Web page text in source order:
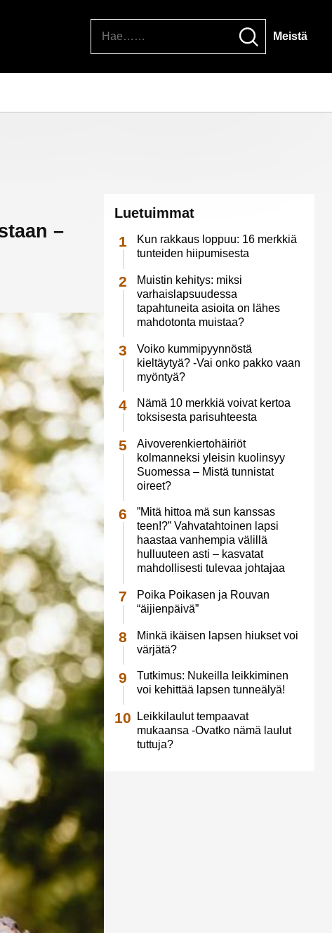
Meistä
–
Luetuimmat
Kun rakkaus loppuu: 16 merkkiä
tunteiden hiipumisesta
Muistin kehitys: miksi
varhaislapsuudessa
tapahtuneita asioita on lähes
mahdotonta muistaa?
Voiko kummipyynnöstä
kieltäytyä? -Vai onko pakko vaan
myöntyä?
Nämä 10 merkkiä voivat kertoa
toksisesta parisuhteesta
Aivoverenkiertohäiriöt
kolmanneksi yleisin kuolinsyy
Suomessa – Mistä tunnistat
oireet?
”Mitä hittoa mä sun kanssas
teen!?” Vahvatahtoinen lapsi
haastaa vanhempia välillä
hulluuteen asti – kasvatat
mahdollisesti tulevaa johtajaa
Poika Poikasen ja Rouvan
“äijienpäivä”
Minkä ikäisen lapsen hiukset voi
värjätä?
Tutkimus: Nukeilla leikkiminen
voi kehittää lapsen tunneälyä!
Leikkilaulut tempaavat
mukaansa -Ovatko nämä laulut
tuttuja?